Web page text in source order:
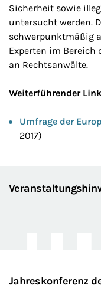
Sicherheit sowie
untersucht werden.
schwerpunktmäßig
Experten im Bereich
an Rechtsanwälte.
Weiterführender
Umfrage der
2017)
Jahreskonferenz